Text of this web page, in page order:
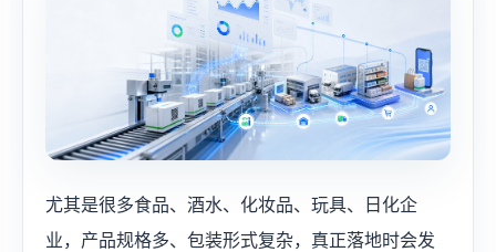
尤其是很多食品、酒水、化妆品、玩具、日化企
业，产品规格多、包装形式复杂，真正落地时会发